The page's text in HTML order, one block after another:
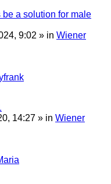
a solution for male
9:02 » in Wiener
14:27 » in Wiener